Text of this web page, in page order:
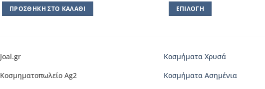
ΠΡΟΣΘΉΚΗ ΣΤΟ ΚΑΛΆΘΙ ΕΠΙΛΟΓΉ
έχει
παραλλαγές.
Joal.gr
Κοσμηματοπωλείο Ag2
Κοσμήματα Χρυσά
Κοσμήματα Ασημένια